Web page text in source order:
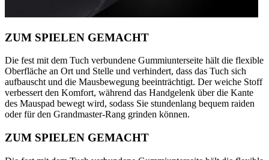
ZUM SPIELEN GEMACHT
Die fest mit dem Tuch verbundene Gummiunterseite hält die flexible
Oberfläche an Ort und Stelle und verhindert, dass das Tuch sich
aufbauscht und die Mausbewegung beeinträchtigt. Der weiche Stoff
verbessert den Komfort, während das Handgelenk über die Kante
des Mauspad bewegt wird, sodass Sie stundenlang bequem raiden
oder für den Grandmaster-Rang grinden können.
ZUM SPIELEN GEMACHT